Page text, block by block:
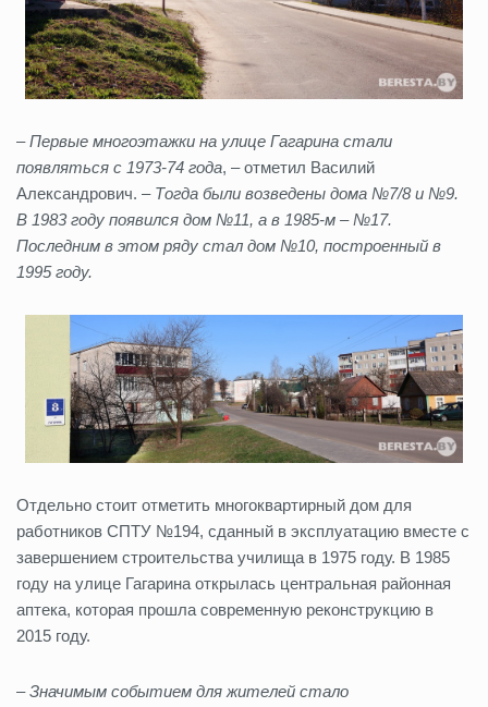
– Первые многоэтажки на улице Гагарина стали
появляться с 1973-74 года, – отметил Василий
Александрович. – Тогда были возведены дома №7/8 и №9.
В 1983 году появился дом №11, а в 1985-м – №17.
Последним в этом ряду стал дом №10, построенный в
1995 году.
Отдельно стоит отметить многоквартирный дом для
работников СПТУ №194, сданный в эксплуатацию вместе с
завершением строительства училища в 1975 году. В 1985
году на улице Гагарина открылась центральная районная
аптека, которая прошла современную реконструкцию в
2015 году.
– Значимым событием для жителей стало